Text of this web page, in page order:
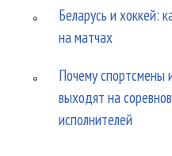
Беларусь и хоккей:
на матчах
Почему спортсмены
выходят на
исполнителей